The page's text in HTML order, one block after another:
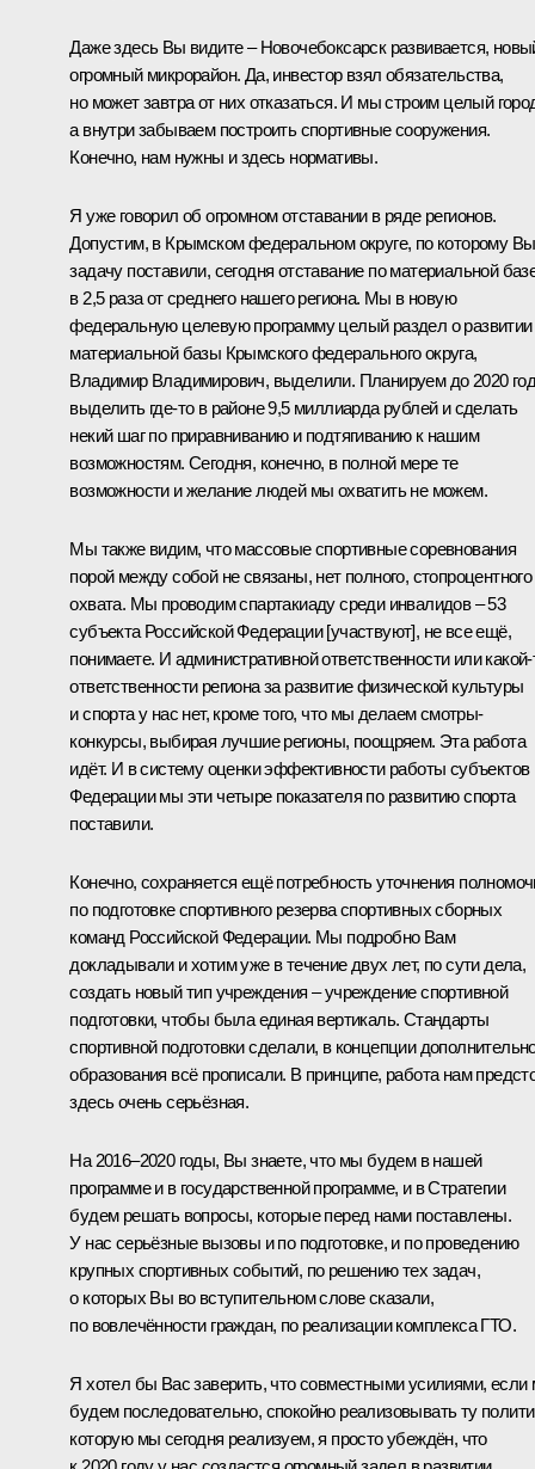
Даже здесь Вы видите – Новочебоксарск развивается,
огромный микрорайон. Да, инвестор взял обязательства,
но может завтра от них отказаться. И мы строим целый
а внутри забываем построить спортивные сооружения.
Конечно, нам нужны и здесь нормативы.
Я уже говорил об огромном отставании в ряде регионов.
Допустим, в Крымском федеральном округе, по которому Вы
задачу поставили, сегодня отставание по материальной
в 2,5 раза от среднего нашего региона. Мы в новую
федеральную целевую программу целый раздел о развитии
материальной базы Крымского федерального округа,
Владимир Владимирович, выделили. Планируем до 2020
выделить где‑то в районе 9,5 миллиарда рублей и сделать
некий шаг по приравниванию и подтягиванию к нашим
возможностям. Сегодня, конечно, в полной мере те
возможности и желание людей мы охватить не можем.
Мы также видим, что массовые спортивные соревнования
порой между собой не связаны, нет полного, стопроцентного
охвата. Мы проводим спартакиаду среди инвалидов – 53
субъекта Российской Федерации [участвуют], не все ещё,
понимаете. И административной ответственности или
ответственности региона за развитие физической культуры
и спорта у нас нет, кроме того, что мы делаем смотры-
конкурсы, выбирая лучшие регионы, поощряем. Эта работа
идёт. И в систему оценки эффективности работы субъектов
Федерации мы эти четыре показателя по развитию спорта
поставили.
Конечно, сохраняется ещё потребность уточнения
по подготовке спортивного резерва спортивных сборных
команд Российской Федерации. Мы подробно Вам
докладывали и хотим уже в течение двух лет, по сути дела,
создать новый тип учреждения – учреждение спортивной
подготовки, чтобы была единая вертикаль. Стандарты
спортивной подготовки сделали, в концепции
образования всё прописали. В принципе, работа нам
здесь очень серьёзная.
На 2016–2020 годы, Вы знаете, что мы будем в нашей
программе и в государственной программе, и в Стратегии
будем решать вопросы, которые перед нами поставлены.
У нас серьёзные вызовы и по подготовке, и по проведению
крупных спортивных событий, по решению тех задач,
о которых Вы во вступительном слове сказали,
по вовлечённости граждан, по реализации комплекса ГТО.
Я хотел бы Вас заверить, что совместными усилиями,
будем последовательно, спокойно реализовывать ту
которую мы сегодня реализуем, я просто убеждён, что